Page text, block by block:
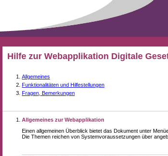
Hilfe zur Webapplikation Digitale
Allgemeines
Funktionalitäten und Hilfestellungen
Fragen, Bemerkungen
Allgemeines zur Webapplikation
Einen allgemeinen Überblick bietet das Dokument unter
Die Themen reichen von Systemvoraussetzungen über